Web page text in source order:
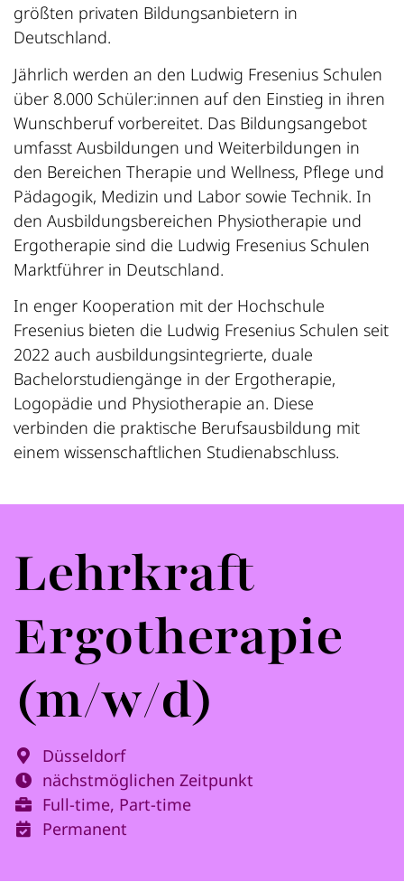
Lehrkraft
Ergotherapie
(m/w/d)
Düsseldorf
nächstmöglichen Zeitpunkt
Full-time, Part-time
Permanent
größten privaten Bildungsanbietern in
Deutschland.
Jährlich werden an den Ludwig Fresenius Schulen
über 8.000 Schüler:innen auf den Einstieg in ihren
Wunschberuf vorbereitet. Das Bildungsangebot
umfasst Ausbildungen und Weiterbildungen in
den Bereichen Therapie und Wellness, Pflege und
Pädagogik, Medizin und Labor sowie Technik. In
den Ausbildungsbereichen Physiotherapie und
Ergotherapie sind die Ludwig Fresenius Schulen
Marktführer in Deutschland.
In enger Kooperation mit der Hochschule
Fresenius bieten die Ludwig Fresenius Schulen seit
2022 auch ausbildungsintegrierte, duale
Bachelorstudiengänge in der Ergotherapie,
Logopädie und Physiotherapie an. Diese
verbinden die praktische Berufsausbildung mit
einem wissenschaftlichen Studienabschluss.